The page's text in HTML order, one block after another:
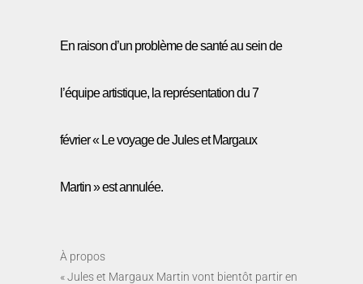
En raison d’un problème de santé au sein de
l’équipe artistique, la représentation du7
février« Le voyage de Jules et Margaux
Martin » est annulée.
À propos
« Jules et Margaux Martin vont bientôt partir en